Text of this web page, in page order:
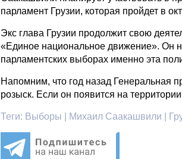
парламент Грузии, которая пройдет в
Экс глава Грузии продолжит свою
«Единое национальное движение». Он
парламентских выборах именно эта
Напомним, что год назад Генеральная
розыск. Если он появится на
Теги: Выборы | Михаил Саакашвили |